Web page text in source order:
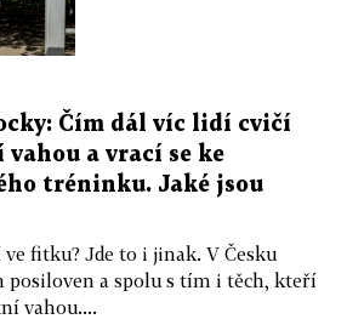
Čím dál víc lidí cvičí
a vrací se ke
tréninku. Jaké jsou
ve fitku? Jde to i jinak. V Česku
posiloven a spolu s tím i těch, kteří
vahou....